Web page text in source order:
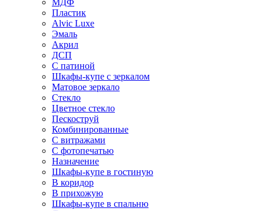
МДФ
Пластик
Alvic Luxe
Эмаль
Акрил
ДСП
С патиной
Шкафы-купе с зеркалом
Матовое зеркало
Стекло
Цветное стекло
Пескоструй
Комбинированные
С витражами
С фотопечатью
Назначение
Шкафы-купе в гостиную
В коридор
В прихожую
Шкафы-купе в спальню